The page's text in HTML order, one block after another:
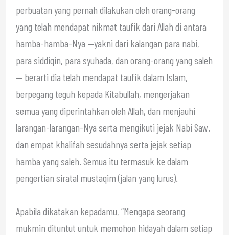
perbuatan yang pernah dilakukan oleh orang-orang
yang telah mendapat nikmat taufik dari Allah di antara
hamba-hamba-Nya —yakni dari kalangan para nabi,
para siddiqin, para syuhada, dan orang-orang yang saleh
— berarti dia telah mendapat taufik dalam Islam,
berpegang teguh kepada Kitabullah, mengerjakan
semua yang diperintahkan oleh Allah, dan menjauhi
larangan-larangan-Nya serta mengikuti jejak Nabi Saw.
dan empat khalifah sesudahnya serta jejak setiap
hamba yang saleh. Semua itu termasuk ke dalam
pengertian siratal mustaqim (jalan yang lurus).
Apabila dikatakan kepadamu, “Mengapa seorang
mukmin dituntut untuk memohon hidayah dalam setiap